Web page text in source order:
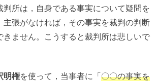
判所は，自身である事実について疑問を
主張がなければ，その事実を裁判の判断
きません。こうすると裁判所は悲しいで
明権を使って，当事者に「〇〇の事実を